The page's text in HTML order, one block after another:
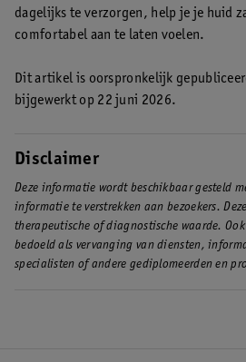
dagelijks te verzorgen, help je je huid
comfortabel aan te laten voelen.
Dit artikel is oorspronkelijk
bijgewerkt op 22 juni 2026.
Disclaimer
Deze informatie wordt beschikbaar gesteld
informatie te verstrekken aan bezoekers.
therapeutische of diagnostische waarde.
bedoeld als vervanging van diensten,
specialisten of andere gediplomeerden en